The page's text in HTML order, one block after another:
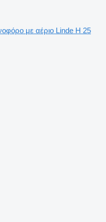
με αέριο Linde H 25